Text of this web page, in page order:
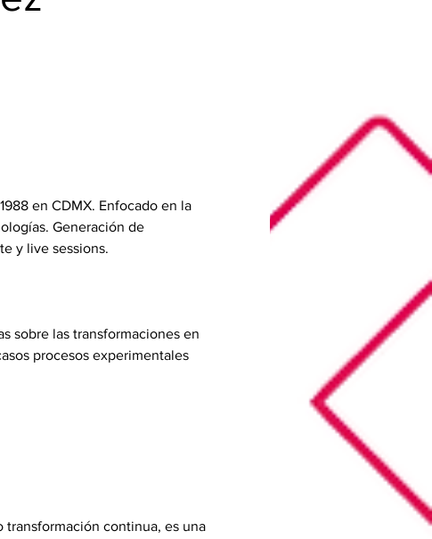
en CDMX. Enfocado en la
Generación de
y live sessions.
sobre las transformaciones en
procesos experimentales
continua, es una